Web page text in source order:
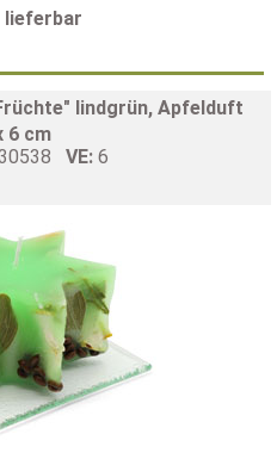
lindgrün, Apfelduft
6 cm
VE: 6